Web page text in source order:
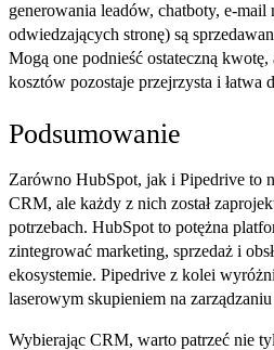
generowania leadów, chatboty, e-mail
odwiedzających stronę) są
Mogą one podnieść ostateczną
kosztów pozostaje przejrzysta i łatwa
Podsumowanie
Zarówno HubSpot, jak i Pipedrive to
CRM, ale każdy z nich został
potrzebach. HubSpot to potężna
zintegrować marketing, sprzedaż i
ekosystemie. Pipedrive z kolei
laserowym skupieniem na
Wybierając CRM, warto patrzeć nie